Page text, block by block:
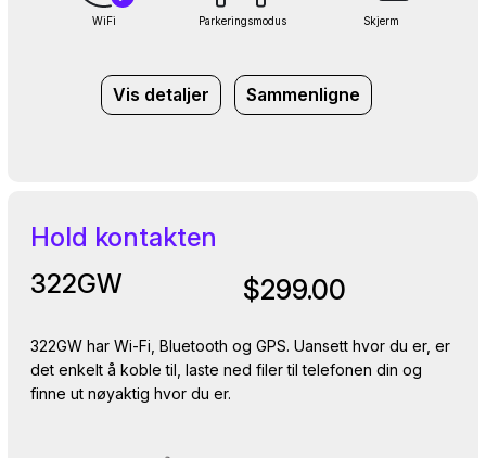
WiFi Parkeringsmodus Skjerm
Vis detaljer Sammenligne
Hold kontakten
322GW
$299.00
322GW har Wi-Fi, Bluetooth og GPS. Uansett hvor du er, er
det enkelt å koble til, laste ned filer til telefonen din og
finne ut nøyaktig hvor du er.